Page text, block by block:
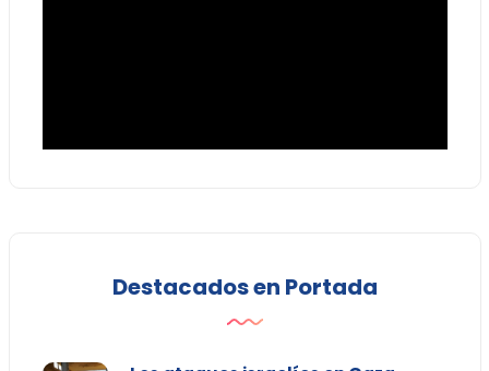
Destacados en Portada